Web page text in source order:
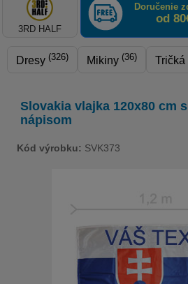
3RD HALF
Doručenie
od
Dresy (326) Mikiny (36) Tričká
Slovakia vlajka 120x80 cm
nápisom
Kód výrobku: SVK373